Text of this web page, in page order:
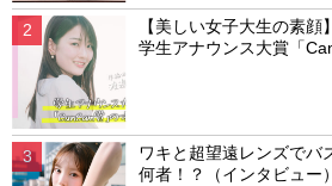
【美しい女子大生の素顔
学生アナウンス大賞「
ワキと超望遠レンズでバ
何者！？（インタビュー）